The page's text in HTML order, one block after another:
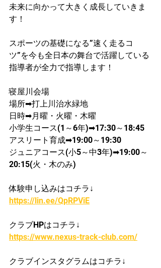
未来に向かって大きく成長していきま
す！
スポーツの基礎になる”速く走るコ
ツ”を今も全日本の舞台で活躍している
指導者が​全力で指導します！
寝屋川会場
​場所➡打上川治水緑地
日時➡月曜・火曜・木曜
​小学生コース(1～6年)➡17:30～18:45
​アスリート育成➡19:00～19:30
ジュニアコース(小5～中3年)➡19:00～
20:15(火・木のみ)
体験申し込みはコチラ↓
https://lin.ee/QpRPViE
クラブHPはコチラ↓
https://www.nexus-track-club.com/
クラブインスタグラムはコチラ↓